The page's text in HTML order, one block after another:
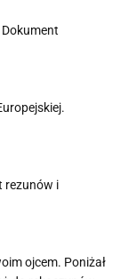
rezunów i
ojcem. Poniżał